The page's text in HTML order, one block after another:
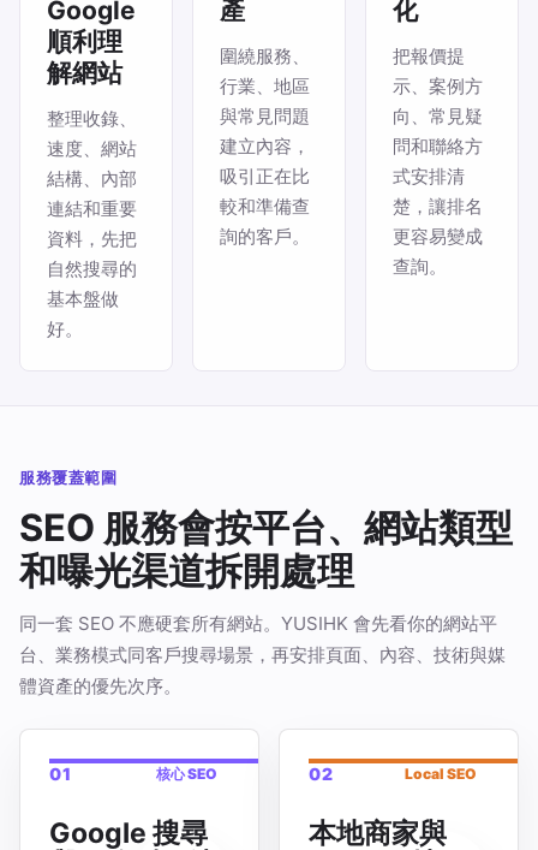
Google
順利理
解網站
整理收錄、
速度、網站
結構、內部
連結和重要
資料，先把
自然搜尋的
基本盤做
好。
產
圍繞服務、
行業、地區
與常見問題
建立內容，
吸引正在比
較和準備查
詢的客戶。
化
把報價提
示、案例方
向、常見疑
問和聯絡方
式安排清
楚，讓排名
更容易變成
查詢。
服務覆蓋範圍
SEO 服務會按平台、網站類型
和曝光渠道拆開處理
同一套 SEO 不應硬套所有網站。YUSIHK 會先看你的網站平
台、業務模式同客戶搜尋場景，再安排頁面、內容、技術與媒
體資產的優先次序。
01 核心 SEO
Google 搜尋
02 Local SEO
本地商家與